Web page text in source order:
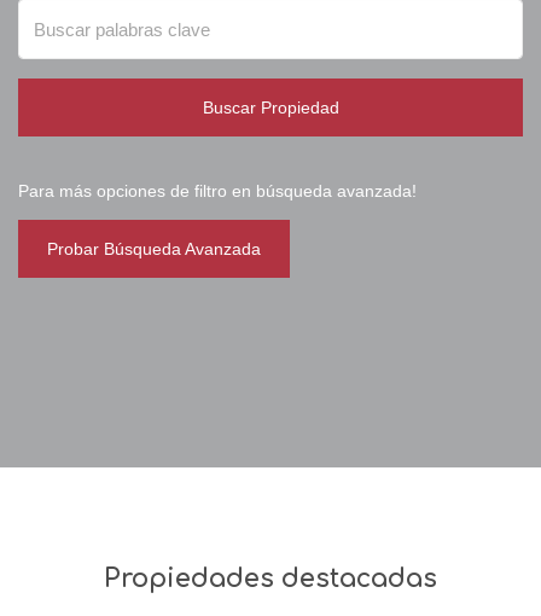
Buscar Propiedad
Para más opciones de filtro en búsqueda avanzada!
Probar Búsqueda Avanzada
Propiedades destacadas